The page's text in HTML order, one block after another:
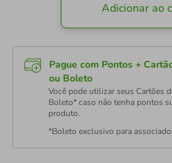
Adicionar ao
Pague com Pontos +
ou Boleto
Você pode utilizar seus Cartões
Boleto* caso não tenha pontos
produto.
*Boleto exclusivo para